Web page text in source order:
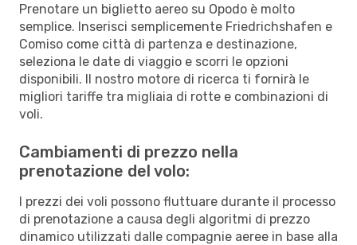
Prenotare un biglietto aereo su Opodo è molto
semplice. Inserisci semplicemente Friedrichshafen e
Comiso come città di partenza e destinazione,
seleziona le date di viaggio e scorri le opzioni
disponibili. Il nostro motore di ricerca ti fornirà le
migliori tariffe tra migliaia di rotte e combinazioni di
voli.
Cambiamenti di prezzo nella
prenotazione del volo:
I prezzi dei voli possono fluttuare durante il processo
di prenotazione a causa degli algoritmi di prezzo
dinamico utilizzati dalle compagnie aeree in base alla